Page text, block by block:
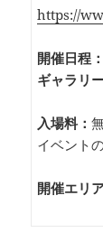
https://
開催日程
ギャラリ
入場料：
イベント
開催エリ